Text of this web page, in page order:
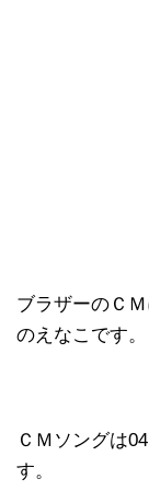
ブラザーのＣ
のえなこです。
ＣＭソングは
す。